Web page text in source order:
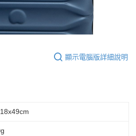
顯示電腦版詳細說明